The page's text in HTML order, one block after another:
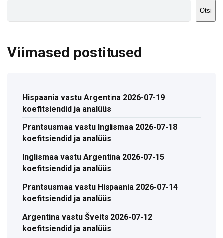
Otsi
Viimased postitused
Hispaania vastu Argentina 2026-07-19
koefitsiendid ja analüüs
Prantsusmaa vastu Inglismaa 2026-07-18
koefitsiendid ja analüüs
Inglismaa vastu Argentina 2026-07-15
koefitsiendid ja analüüs
Prantsusmaa vastu Hispaania 2026-07-14
koefitsiendid ja analüüs
Argentina vastu Šveits 2026-07-12
koefitsiendid ja analüüs